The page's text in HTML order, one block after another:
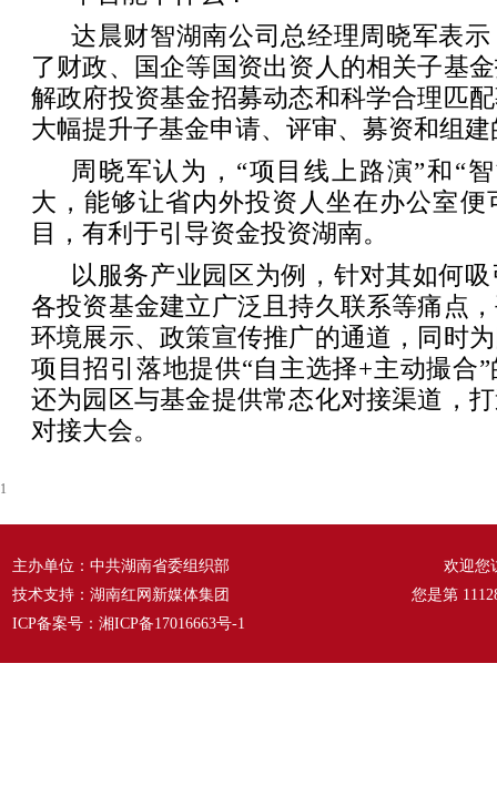
达晨财智湖南公司总经理周晓军表
了财政、国企等国资出资人的相关子基
解政府投资基金招募动态和科学合理匹
大幅提升子基金申请、评审、募资和组
周晓军认为，“项目线上路演”和“
大，能够让省内外投资人坐在办公室便
目，有利于引导资金投资湖南。
以服务产业园区为例，针对其如何
各投资基金建立广泛且持久联系等痛点
环境展示、政策宣传推广的通道，同时
项目招引落地提供“自主选择+主动撮合
还为园区与基金提供常态化对接渠道，
对接大会。
1
主办单位：中共湖南省委组织部
技术支持：湖南红网新媒体集团
ICP备案号： 湘ICP备17016663号-1
欢迎您
您是第